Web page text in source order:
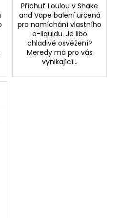
Příchuť Loulou v Shake
and Vape balení určená
pro namíchání vlastního
e-liquidu. Je libo
chladivé osvěžení?
Meredy má pro vás
vynikající...